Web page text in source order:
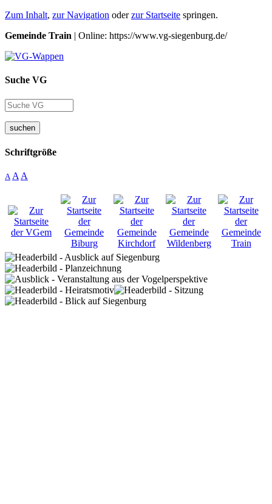
Zum Inhalt, zur Navigation oderzur Startseite springen.
Gemeinde Train | Online: https://www.vg-siegenburg.de/
Suche VG
suchen
Schriftgröße
A A A